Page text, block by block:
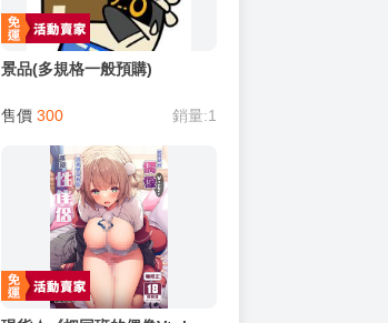
景品(多規格一般預購)
售價 300 銷量:1